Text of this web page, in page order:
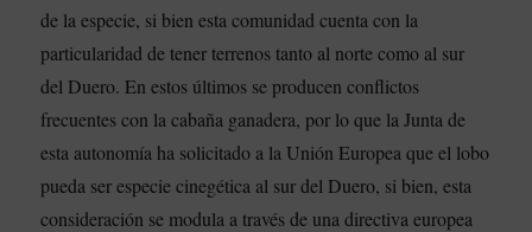
de la especie, si bien esta comunidad cuenta con la
particularidad de tener terrenos tanto al norte como al sur
del Duero. En estos últimos se producen conflictos
frecuentes con la cabaña ganadera, por lo que la Junta de
esta autonomía ha solicitado a la Unión Europea que el lobo
pueda ser especie cinegética al sur del Duero, si bien, esta
consideración se modula a través de una directiva europea